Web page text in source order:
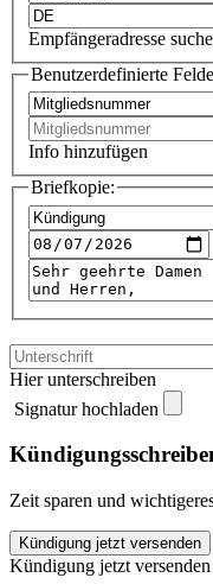
Empfängeradresse
Benutzerdefinierte
Info hinzufügen
Briefkopie:
Hier unterschreiben
Signatur hochladen
Zeit sparen und
Verdi
Rosenheim
Kündigung jetzt versenden
Kündigung jetzt versenden